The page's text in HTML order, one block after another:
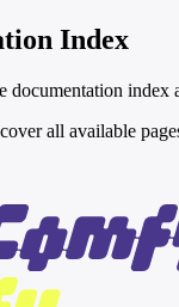
Index
documentation index
all available